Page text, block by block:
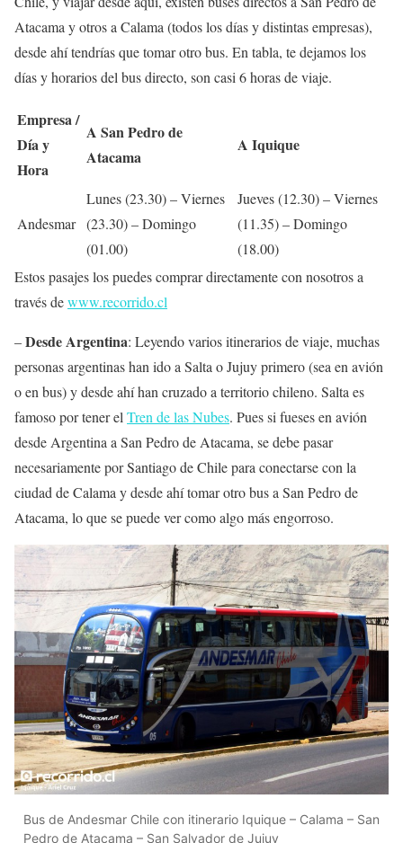
Atacama y otros a Calama (todos los días y distintas empresas),
desde ahí tendrías que tomar otro bus. En tabla, te dejamos los
días y horarios del bus directo, son casi 6 horas de viaje.
Empresa /
Día y
Hora
A San Pedro de
Atacama
A Iquique
Andesmar
Lunes (23.30) – Viernes
(23.30) – Domingo
(01.00)
Jueves (12.30) – Viernes
(11.35) – Domingo
(18.00)
Estos pasajes los puedes comprar directamente con nosotros a
través dewww.recorrido.cl
–Desde Argentina: Leyendo varios itinerarios de viaje, muchas
personas argentinas han ido a Salta o Jujuy primero (sea en avión
o en bus) y desde ahí han cruzado a territorio chileno. Salta es
famoso por tener el Tren de las Nubes. Pues si fueses en avión
desde Argentina a San Pedro de Atacama, se debe pasar
necesariamente por Santiago de Chile para conectarse con la
ciudad de Calama y desde ahí tomar otro bus a San Pedro de
Atacama, lo que se puede ver como algo más engorroso.
Bus de Andesmar Chile con itinerario Iquique – Calama – San
Pedro de Atacama – San Salvador de Jujuy